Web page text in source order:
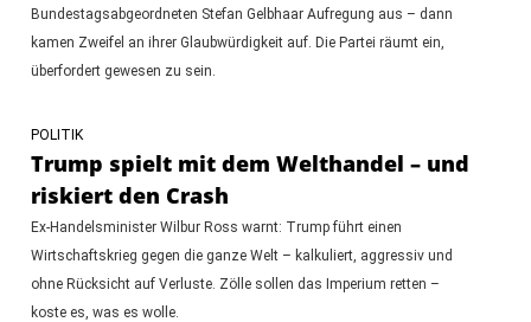
Bundestagsabgeordneten Stefan Gelbhaar Aufregung aus – dann
kamen Zweifel an ihrer Glaubwürdigkeit auf. Die Partei räumt ein,
überfordert gewesen zu sein.
POLITIK
Trump spielt mit dem Welthandel – und
riskiert den Crash
Ex-Handelsminister Wilbur Ross warnt: Trump führt einen
Wirtschaftskrieg gegen die ganze Welt – kalkuliert, aggressiv und
ohne Rücksicht auf Verluste. Zölle sollen das Imperium retten –
koste es, was es wolle.